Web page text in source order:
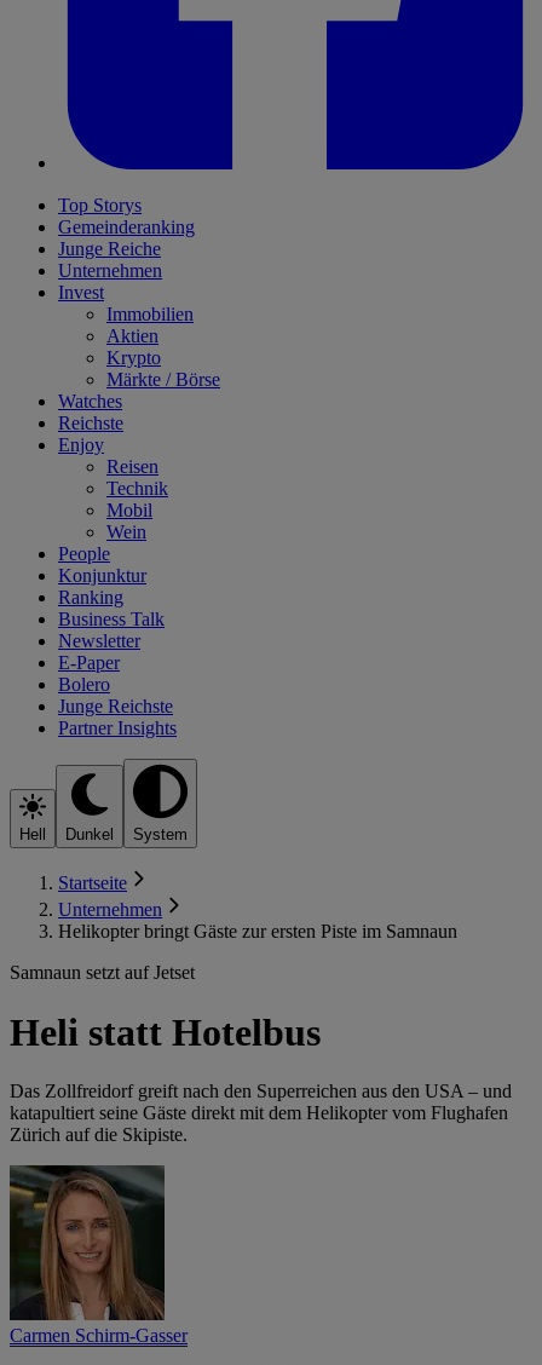
Top Storys
Gemeinderanking
Junge Reiche
Unternehmen
Invest
Immobilien
Aktien
Krypto
Märkte / Börse
Watches
Reichste
Enjoy
Reisen
Technik
Mobil
Wein
People
Konjunktur
Ranking
Business Talk
Newsletter
E-Paper
Bolero
Junge Reichste
Partner Insights
Hell Dunkel System
Startseite
Unternehmen
Helikopter bringt Gäste zur ersten Piste im Samnaun
Samnaun setzt auf Jetset
Heli statt Hotelbus
Das Zollfreidorf greift nach den Superreichen aus den USA – und
katapultiert seine Gäste direkt mit dem Helikopter vom Flughafen
Zürich auf die Skipiste.
Carmen Schirm-Gasser